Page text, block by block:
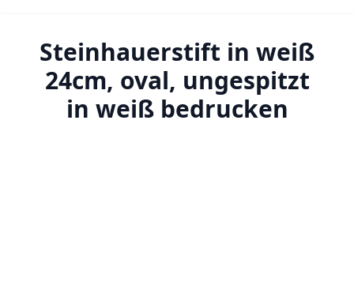
Steinhauerstift in weiß
24cm, oval, ungespitzt
in weiß bedrucken